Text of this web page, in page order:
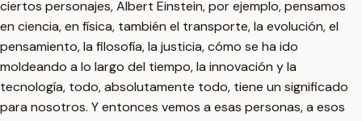
ciertos personajes, Albert Einstein, por ejemplo, pensamos
en ciencia, en física, también el transporte, la evolución, el
pensamiento, la filosofía, la justicia, cómo se ha ido
moldeando a lo largo del tiempo, la innovación y la
tecnología, todo, absolutamente todo, tiene un significado
para nosotros. Y entonces vemos a esas personas, a esos